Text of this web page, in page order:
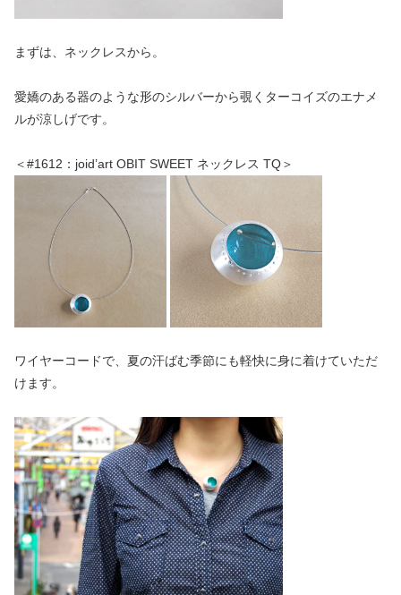
まずは、ネックレスから。
愛嬌のある器のような形のシルバーから覗くターコイズのエナメ
ルが涼しげです。
＜#1612：joid’art OBIT SWEET ネックレス TQ＞
ワイヤーコードで、夏の汗ばむ季節にも軽快に身に着けていただ
けます。